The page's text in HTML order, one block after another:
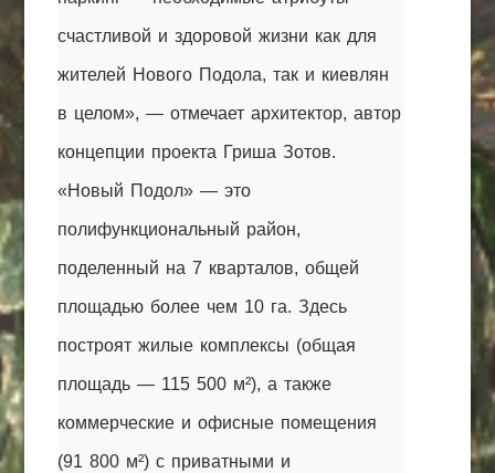
счастливой и здоровой жизни как для
жителей Нового Подола, так и киевлян
в целом», — отмечает архитектор, автор
концепции проекта Гриша Зотов.
«Новый Подол» — это
полифункциональный район,
поделенный на 7 кварталов, общей
площадью более чем 10 га. Здесь
построят жилые комплексы (общая
площадь — 115 500 м²), а также
коммерческие и офисные помещения
(91 800 м²) с приватными и